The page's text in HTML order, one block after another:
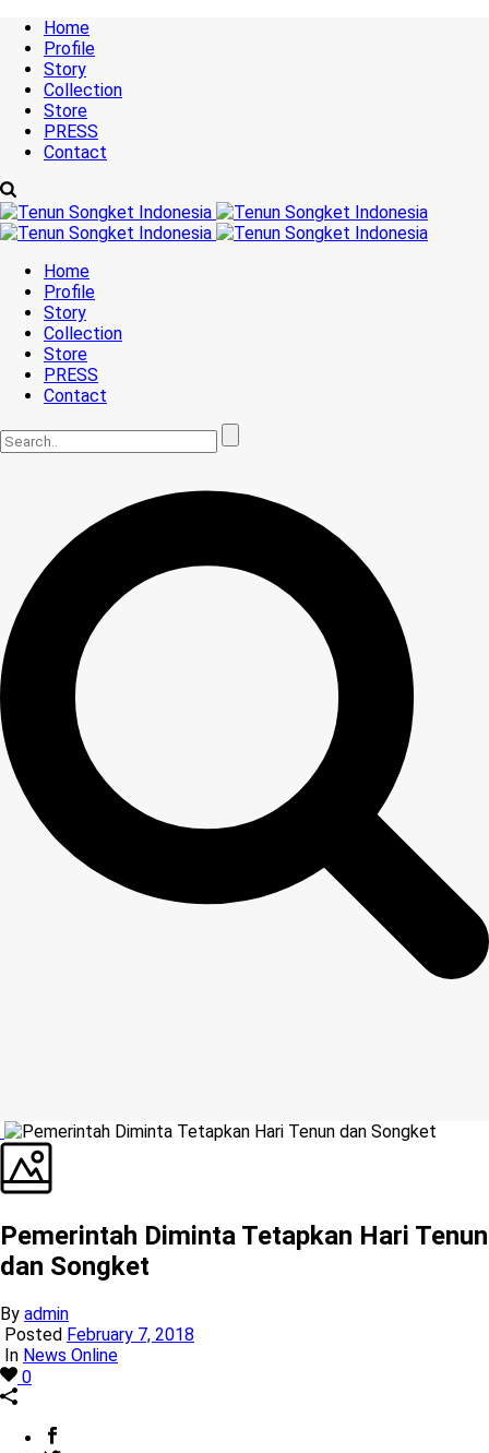
Home
Profile
Story
Collection
Store
PRESS
Contact
Home
Profile
Story
Collection
Store
PRESS
Contact
Pemerintah Diminta Tetapkan Hari Tenun
dan Songket
By admin
Posted February 7, 2018
In News Online
0